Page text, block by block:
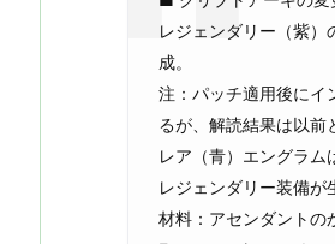
レジェンダリー（紫
成。
注：パッチ適用後にイ
るが、解読結果は以前
レア（青）エングラム
レジェンダリー装備が
材料：アセンダント